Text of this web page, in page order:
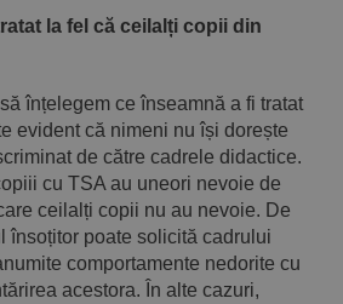
la fel că ceilalți copii din
înțelegem ce înseamnă a fi tratat
evident că nimeni nu își dorește
de către cadrele didactice.
cu TSA au uneori nevoie de
ceilalți copii nu au nevoie. De
însoțitor poate solicită cadrului
comportamente nedorite cu
acestora. În alte cazuri,